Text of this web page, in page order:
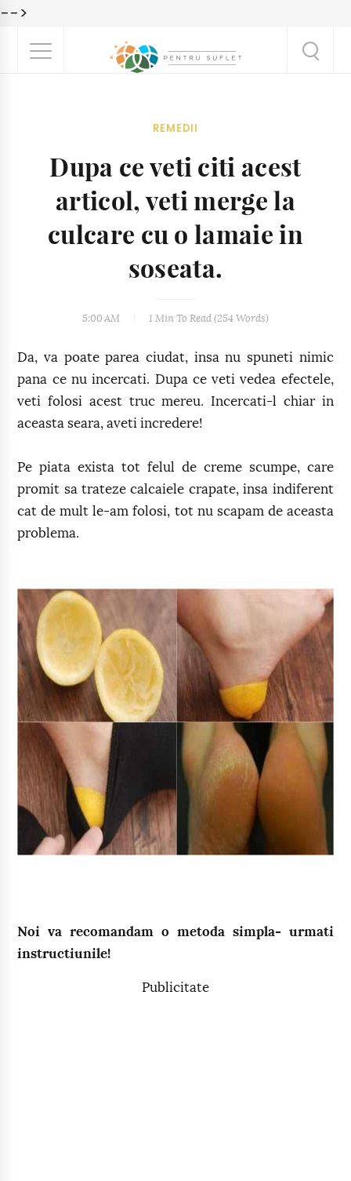
-->
REMEDII
Dupa ce veti citi acest
articol, veti merge la
culcare cu o lamaie in
soseata.
5:00 AM 1 Min To Read (254 Words)
Da, va poate parea ciudat, insa nu spuneti nimic
pana ce nu incercati. Dupa ce veti vedea efectele,
veti folosi acest truc mereu. Incercati-l chiar in
aceasta seara, aveti incredere!
Pe piata exista tot felul de creme scumpe, care
promit sa trateze calcaiele crapate, insa indiferent
cat de mult le-am folosi, tot nu scapam de aceasta
problema.
Noi va recomandam o metoda simpla- urmati
instructiunile!
Publicitate